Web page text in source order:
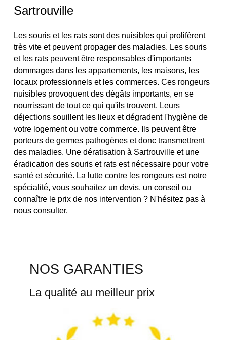
Sartrouville
Les souris et les rats sont des nuisibles qui prolifèrent
très vite et peuvent propager des maladies. Les souris
et les rats peuvent être responsables d'importants
dommages dans les appartements, les maisons, les
locaux professionnels et les commerces. Ces rongeurs
nuisibles provoquent des dégâts importants, en se
nourrissant de tout ce qui qu'ils trouvent. Leurs
déjections souillent les lieux et dégradent l'hygiène de
votre logement ou votre commerce. Ils peuvent être
porteurs de germes pathogènes et donc transmettrent
des maladies. Une dératisation à Sartrouville et une
éradication des souris et rats est nécessaire pour votre
santé et sécurité. La lutte contre les rongeurs est notre
spécialité, vous souhaitez un devis, un conseil ou
connaître le prix de nos intervention ? N'hésitez pas à
nous consulter.
NOS GARANTIES
La qualité au meilleur prix